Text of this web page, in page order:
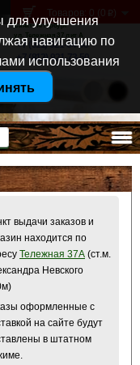
Санкт-Петербург
ул. Тележная 37 лит А
+7 (911) 021-04-08
+7 (812) 921-73-50
Товаров: 0 (0 p )
выдачи заказов и
находится по
Тележная 37А (ст.м.
Невского
оформленные с
на сайте будут
в штатном
для улучшения
навигацию по
использования